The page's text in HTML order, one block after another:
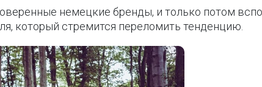
немецкие бренды, и только потом
который стремится переломить тенденцию.